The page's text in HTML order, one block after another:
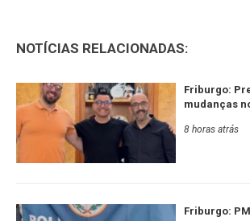
NOTÍCIAS RELACIONADAS:
Friburgo:
mudanças
8 horas atrás
Friburgo: